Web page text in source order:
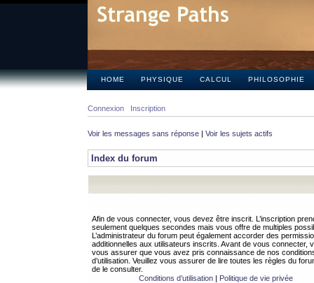
HOME PHYSIQUE CALCUL PHILOSOPHIE
Connexion Inscription
Voir les messages sans réponse | Voir les sujets actifs
Index du forum
Afin de vous connecter, vous devez être inscrit. L’inscription
seulement quelques secondes mais vous offre de multiples
L’administrateur du forum peut également accorder des
additionnelles aux utilisateurs inscrits. Avant de vous connecter,
vous assurer que vous avez pris connaissance de nos
d’utilisation. Veuillez vous assurer de lire toutes les règles du
de le consulter.
Conditions d’utilisation| Politique de vie privée